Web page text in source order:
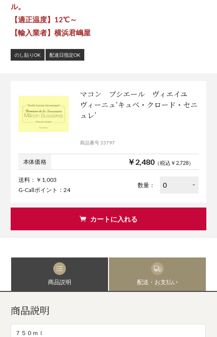
ル。
【適正温度】12℃～
【輸入業者】横浜君嶋屋
のし貼りOK 配達日指定OK
マコン ブシエール ヴィエイユ
ヴィーニュ‘キュベ・クロード・セニ
ュレ’
商品番号 33797
本体価格 ￥2,480（税込￥2,728）
送料：￥1,003
G-Callポイント：24
数量：
カートに入れる
商品説明 配送・お支払い
商品説明
７５０ｍｌ